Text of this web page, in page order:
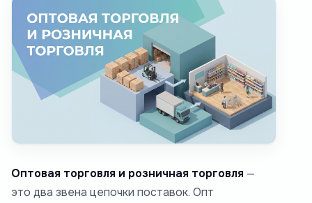
Оптовая торговля и розничная торговля —
это два звена цепочки поставок. Опт